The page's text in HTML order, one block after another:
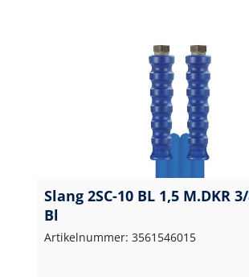
Slang 2SC-10 BL 1,5 M.DKR 3/8" + KBS
Bl
Artikelnummer: 3561546015